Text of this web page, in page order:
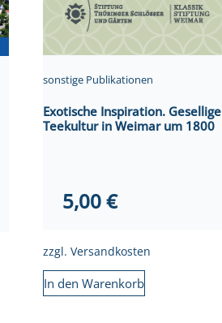
sonstige Publikationen
Exotische Inspiration. Gesellige
Teekultur in Weimar um 1800
5,00€
zzgl.Versandkosten
In den Warenkorb